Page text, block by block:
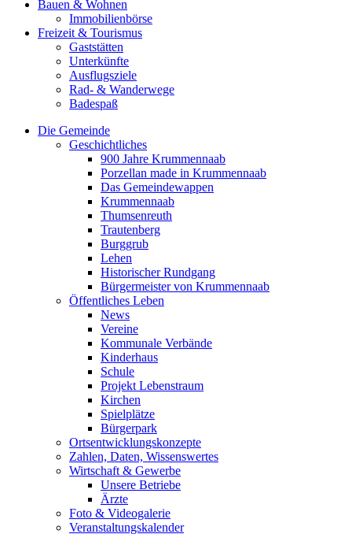
Bauen & Wohnen
Immobilienbörse
Freizeit & Tourismus
Gaststätten
Unterkünfte
Ausflugsziele
Rad- & Wanderwege
Badespaß
Die Gemeinde
Geschichtliches
900 Jahre Krummennaab
Porzellan made in Krummennaab
Das Gemeindewappen
Krummennaab
Thumsenreuth
Trautenberg
Burggrub
Lehen
Historischer Rundgang
Bürgermeister von Krummennaab
Öffentliches Leben
News
Vereine
Kommunale Verbände
Kinderhaus
Schule
Projekt Lebenstraum
Kirchen
Spielplätze
Bürgerpark
Ortsentwicklungskonzepte
Zahlen, Daten, Wissenswertes
Wirtschaft & Gewerbe
Unsere Betriebe
Ärzte
Foto & Videogalerie
Veranstaltungskalender